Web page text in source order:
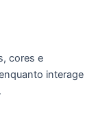
cores e
interage